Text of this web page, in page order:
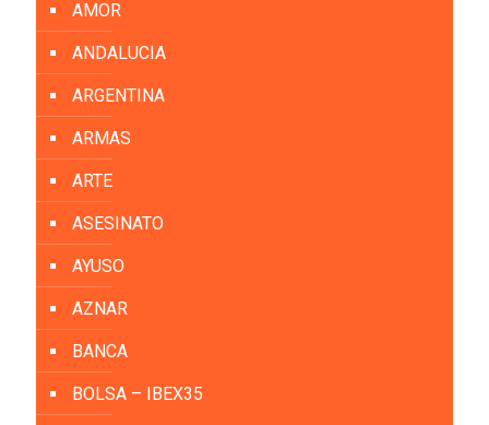
AMOR
ANDALUCIA
ARGENTINA
ARMAS
ARTE
ASESINATO
AYUSO
AZNAR
BANCA
BOLSA – IBEX35